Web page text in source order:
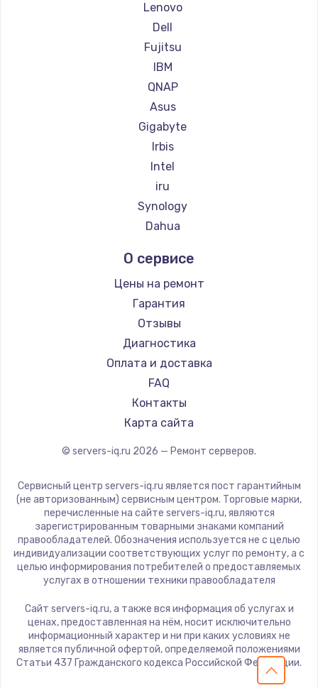
Lenovo
Dell
Fujitsu
IBM
QNAP
Asus
Gigabyte
Irbis
Intel
iru
Synology
Dahua
О сервисе
Цены на ремонт
Гарантия
Отзывы
Диагностика
Оплата и доставка
FAQ
Контакты
Карта сайта
© servers-iq.ru 2026 — Ремонт серверов.
Сервисный центр servers-iq.ru является пост гарантийным
(не авторизованным) сервисным центром. Торговые марки,
перечисленные на сайте servers-iq.ru, являются
зарегистрированным товарными знаками компаний
правообладателей. Обозначения используется не с целью
индивидуализации соответствующих услуг по ремонту, а с
целью информирования потребителей о предоставляемых
услугах в отношении техники правообладателя
Сайт servers-iq.ru, а также вся информация об услугах и
ценах, предоставленная на нём, носит исключительно
информационный характер и ни при каких условиях не
является публичной офертой, определяемой положениями
Статьи 437 Гражданского кодекса Российской Федерации.